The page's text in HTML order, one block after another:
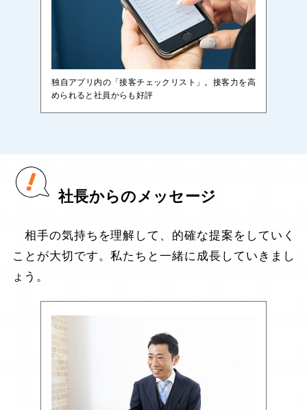
独自アプリ内の「接客チェックリスト」。接客力を高
められると社員からも好評
社長からのメッセージ
相手の気持ちを理解して、的確な提案をしていく
ことが大切です。私たちと一緒に成長していきまし
ょう。